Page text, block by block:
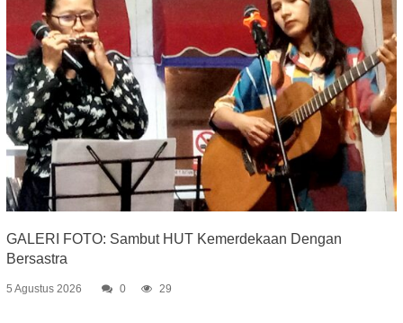
GALERI FOTO: Sambut HUT Kemerdekaan Dengan
Bersastra
5 Agustus 2026 0 29